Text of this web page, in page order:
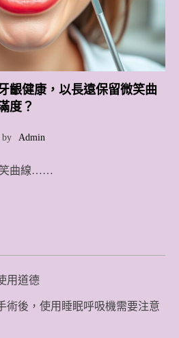
齦健康，以長遠保留微笑曲
度？
by Admin
笑曲線……
用道德
術後，使用睡眠呼吸機需要注意